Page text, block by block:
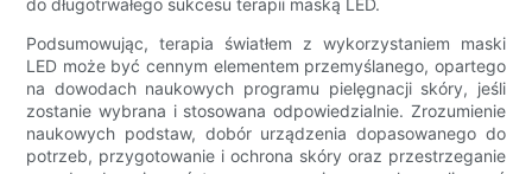
do długotrwałego sukcesu terapii maską LED.
Podsumowując, terapia światłem z wykorzystaniem maski
LED może być cennym elementem przemyślanego, opartego
na dowodach naukowych programu pielęgnacji skóry, jeśli
zostanie wybrana i stosowana odpowiedzialnie. Zrozumienie
naukowych podstaw, dobór urządzenia dopasowanego do
potrzeb, przygotowanie i ochrona skóry oraz przestrzeganie